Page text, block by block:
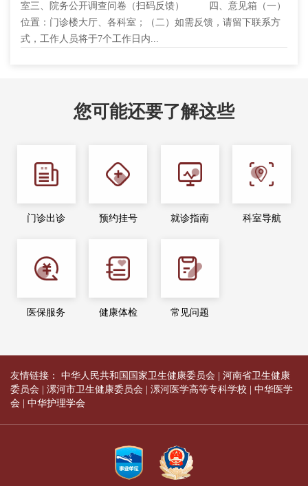
室三、院务公开调查问卷（扫码反馈） 四、意见箱（一）
位置：门诊楼大厅、各科室；（二）如需反馈，请留下联系方
式，工作人员将于7个工作日内...
您可能还要了解这些
门诊出诊 预约挂号 就诊指南 科室导航
医保服务 健康体检 常见问题
友情链接： 中华人民共和国国家卫生健康委员会
河南省卫生健康
委员会
漯河市卫生健康委员会 漯河医学高等专科学校
中华医学
会
中华护理学会